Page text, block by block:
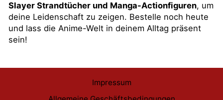
Slayer Strandtücher und Manga-Actionfiguren, um
deine Leidenschaft zu zeigen. Bestelle noch heute
und lass die Anime-Welt in deinem Alltag präsent
sein!
Impressum